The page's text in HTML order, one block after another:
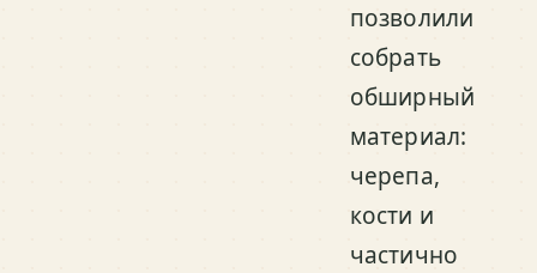
позволили
собрать
обширный
материал:
черепа,
кости и
частично